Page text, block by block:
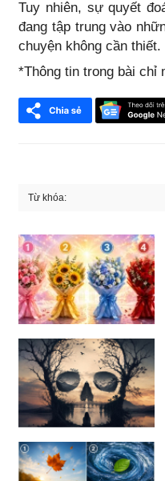
Tuy nhiên, sự quyết
đang tập trung vào
chuyện không cần thiết.
*Thông tin trong bài chỉ
Từ khóa: